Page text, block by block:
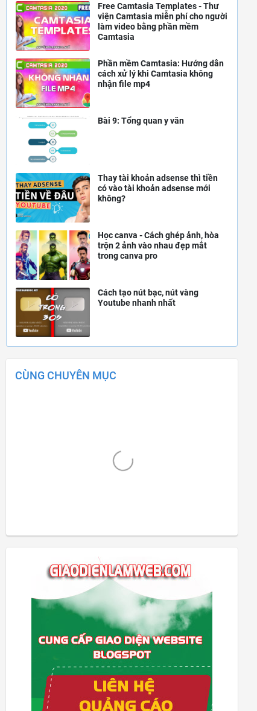
Free Camtasia Templates - Thư
viện Camtasia miễn phí cho người
làm video bằng phần mềm
Camtasia
Phần mềm Camtasia: Hướng dẫn
cách xử lý khi Camtasia không
nhận file mp4
Bài 9: Tổng quan y văn
Thay tài khoản adsense thì tiền
có vào tài khoản adsense mới
không?
Học canva - Cách ghép ảnh, hòa
trộn 2 ảnh vào nhau đẹp mắt
trong canva pro
Cách tạo nút bạc, nút vàng
Youtube nhanh nhất
CÙNG CHUYÊN MỤC